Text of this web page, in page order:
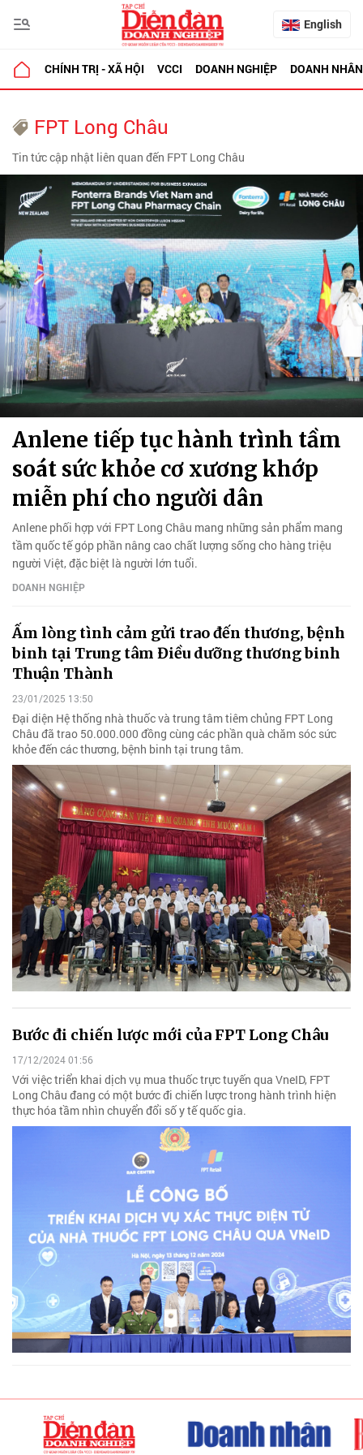
English
CHÍNH TRỊ - XÃ HỘI VCCI DOANH NGHIỆP DOANH NHÂN
FPT Long Châu
Tin tức cập nhật liên quan đến FPT Long Châu
Anlene tiếp tục hành trình tầm
soát sức khỏe cơ xương khớp
miễn phí cho người dân
Anlene phối hợp với FPT Long Châu mang những sản phẩm mang
tầm quốc tế góp phần nâng cao chất lượng sống cho hàng triệu
người Việt, đặc biệt là người lớn tuổi.
DOANH NGHIỆP
Ấm lòng tình cảm gửi trao đến thương, bệnh
binh tại Trung tâm Điều dưỡng thương binh
Thuận Thành
23/01/2025 13:50
Đại diện Hệ thống nhà thuốc và trung tâm tiêm chủng FPT Long
Châu đã trao 50.000.000 đồng cùng các phần quà chăm sóc sức
khỏe đến các thương, bệnh binh tại trung tâm.
Bước đi chiến lược mới của FPT Long Châu
17/12/2024 01:56
Với việc triển khai dịch vụ mua thuốc trực tuyến qua VneID, FPT
Long Châu đang có một bước đi chiến lược trong hành trình hiện
thực hóa tầm nhìn chuyển đổi số y tế quốc gia.